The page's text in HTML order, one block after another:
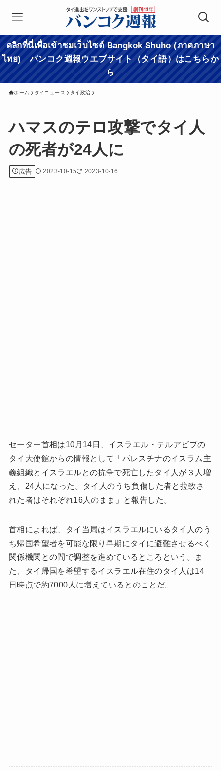
คลิกที่นี่เพื่อเข้าชมเว็บไซต์ Bangkok Shuho (ภาคภาษา
ไทย) バンコク週報ウエブサイト（タイ語）はこちらか
ら
ホーム タイニュース タイ政治
ハマスのテロ攻撃でタイ人
の死者が24人に
広告 2023-10-15 2023-10-16
セーター首相は10月14日、イスラエル・テルアビブの
タイ大使館からの情報として「パレスチナのイスラム主
義組織とイスラエルとの抗争で死亡したタイ人が３人増
え、24人になった。タイ人のうち負傷した者と拉致さ
れた者はそれぞれ16人のまま」と報告した。
首相によれば、タイ当局はイスラエルにいるタイ人のう
ち帰国希望者を可能な限り早期にタイに避難させるべく
関係機関との間で調整を進めているところという。ま
た、タイ帰国を希望するイスラエル在住のタイ人は14
日時点で約7000人に増えているとのことだ。